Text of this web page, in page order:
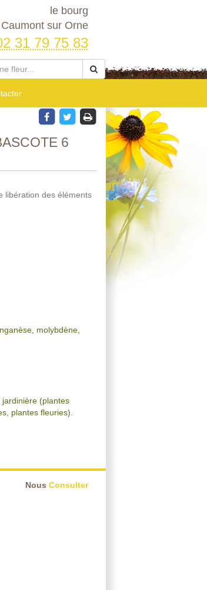
le bourg
sur Orne
31 79 75 83
6
libération des éléments
molybdène,
(plantes
plantes fleuries).
Nous Consulter